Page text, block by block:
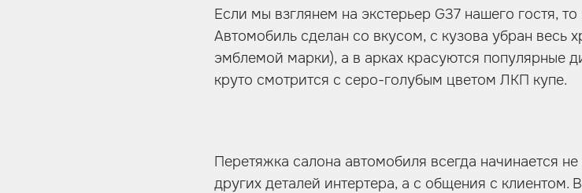
Если мы взглянем на экстерьер G37 нашего гостя,
Автомобиль сделан со вкусом, с кузова убран весь
эмблемой марки), а в арках красуются популярные
круто смотрится с серо-голубым цветом ЛКП купе.
Перетяжка салона автомобиля всегда начинается
других деталей интертера, а с общения с